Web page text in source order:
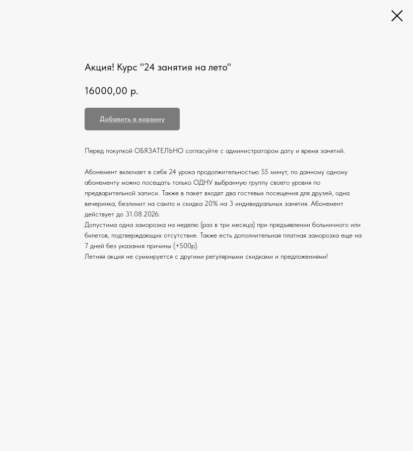
Акция! Курс "24 занятия на лето"
16000,00 р.
Добавить в корзину
Перед покупкой ОБЯЗАТЕЛЬНО согласуйте с администратором дату и время занятий.
Абонемент включает в себя 24 урока продолжительностью 55 минут, по данному одному
абонементу можно посещать только ОДНУ выбранную группу своего уровня по
предварительной записи. Также в пакет входят два гостевых посещения для друзей, одна
вечеринка, безлимит на сампо и скидка 20% на 3 индивидуальных занятия. Абонемент
действует до 31.08.2026.
Допустима одна заморозка на неделю (раз в три месяца) при предъявлении больничного или
билетов, подтверждающих отсутствие. Также есть дополнительная платная заморозка еще на
7 дней без указания причины (+500р).
Летняя акция не суммируется с другими регулярными скидками и предложениями!